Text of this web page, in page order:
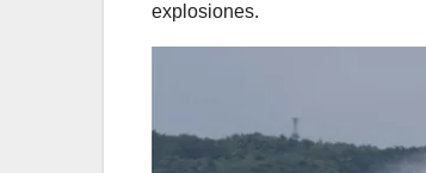
explosiones.